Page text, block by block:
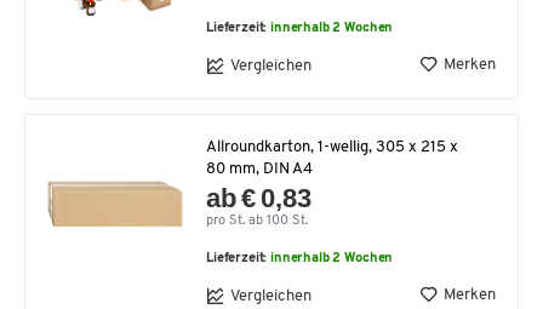
Lieferzeit:innerhalb 2 Wochen
Vergleichen Merken
Allroundkarton, 1-wellig, 305 x 215 x
80 mm, DIN A4
ab € 0,83
pro St. ab 100 St.
Lieferzeit:innerhalb 2 Wochen
Vergleichen Merken